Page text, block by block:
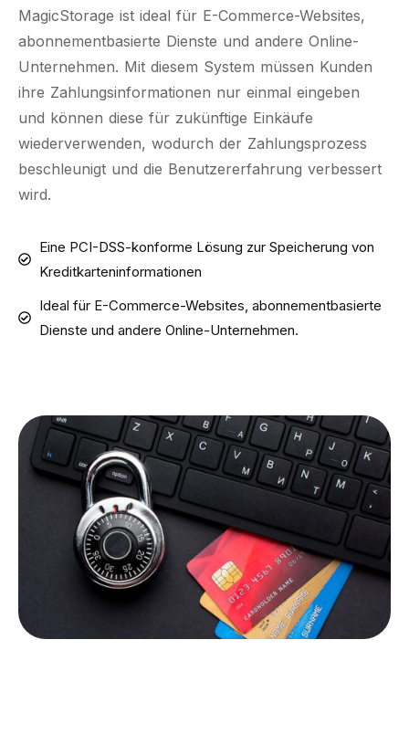
MagicStorage ist ideal für E-Commerce-Websites,
abonnementbasierte Dienste und andere Online-
Unternehmen. Mit diesem System müssen Kunden
ihre Zahlungsinformationen nur einmal eingeben
und können diese für zukünftige Einkäufe
wiederverwenden, wodurch der Zahlungsprozess
beschleunigt und die Benutzererfahrung verbessert
wird.
Eine PCI-DSS-konforme Lösung zur Speicherung von
Kreditkarteninformationen
Ideal für E-Commerce-Websites, abonnementbasierte
Dienste und andere Online-Unternehmen.